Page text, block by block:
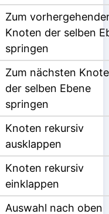
Zum
Knoten der selben
springen
Zum nächsten
der selben Ebene
springen
Knoten rekursiv
ausklappen
Knoten rekursiv
einklappen
Auswahl nach oben